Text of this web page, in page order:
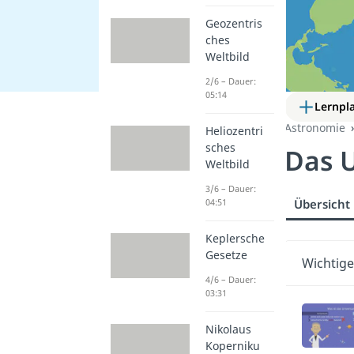
Astronomie
Das
Übersicht
Geozentris
ches
Weltbild
2/6 – Dauer:
05:14
Heliozentri
sches
Weltbild
3/6 – Dauer:
04:51
Keplersche
Gesetze
4/6 – Dauer:
03:31
Nikolaus
Koperniku